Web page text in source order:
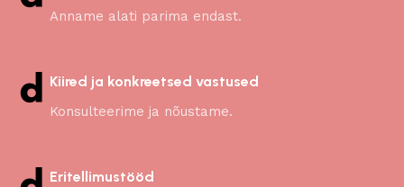
Anname alati parima endast.
Kiired ja konkreetsed vastused
Konsulteerime ja nõustame.
Eritellimustööd